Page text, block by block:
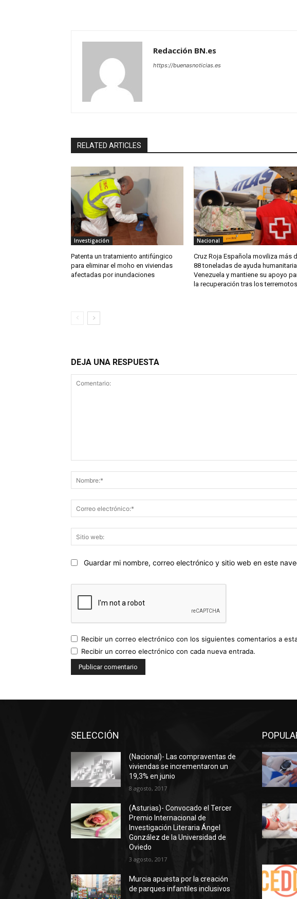
Redacción BN.es
https://buenasnoticias.es
RELATED ARTICLES
Investigación
Patenta un tratamiento antifúngico
para eliminar el moho en viviendas
afectadas por inundaciones
Nacional
Cruz Roja Española moviliza más
88 toneladas de ayuda
Venezuela y mantiene su apoyo
la recuperación tras los terremotos
DEJA UNA RESPUESTA
Guardar mi nombre, correo electrónico y sitio web en este
Recibir un correo electrónico con los siguientes comentarios a
Recibir un correo electrónico con cada nueva entrada.
SELECCIÓN
(Nacional)- Las compraventas de
viviendas se incrementaron un
19,3% en junio
8 agosto, 2017
(Asturias)- Convocado el Tercer
Premio Internacional de
Investigación Literaria Ángel
González de la Universidad de
Oviedo
3 agosto, 2017
Murcia apuesta por la creación
de parques infantiles inclusivos